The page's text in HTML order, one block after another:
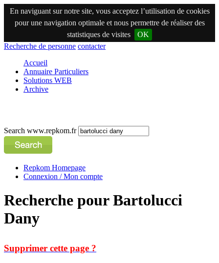
En naviguant sur notre site, vous acceptez l’utilisation de cookies
pour une navigation optimale et nous permettre de réaliser des
statistiques de visites
OK
Recherche de personne contacter
Accueil
Annuaire Particuliers
Solutions WEB
Archive
Search www.repkom.fr
Repkom Homepage
Connexion / Mon compte
Recherche pour Bartolucci
Dany
Supprimer cette page ?